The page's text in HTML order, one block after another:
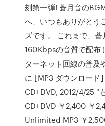
刻第一弾! 蒼月音の
へ、いつもありがとう
ズです。 これまで、
160Kbpsの音質で配布
ターネット回線の普及
に [MP3 ダウンロー
CD+DVD, 2012/4/25 "
CD+DVD ￥2,400 ￥
Unlimited MP3 ￥